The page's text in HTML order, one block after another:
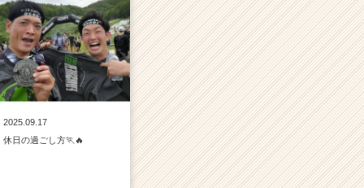
2025.09.17
休日の過ごし方🏃🔥